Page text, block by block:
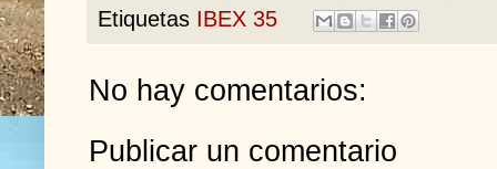
Etiquetas IBEX 35
No hay comentarios:
Publicar un comentario